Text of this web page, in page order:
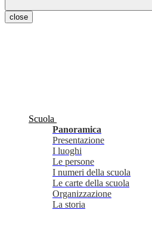
close
Scuola
Panoramica
Presentazione
I luoghi
Le persone
I numeri della scuola
Le carte della scuola
Organizzazione
La storia